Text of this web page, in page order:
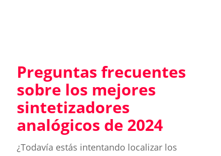
Preguntas frecuentes
sobre los mejores
sintetizadores
analógicos de 2024
¿Todavía estás intentando localizar los